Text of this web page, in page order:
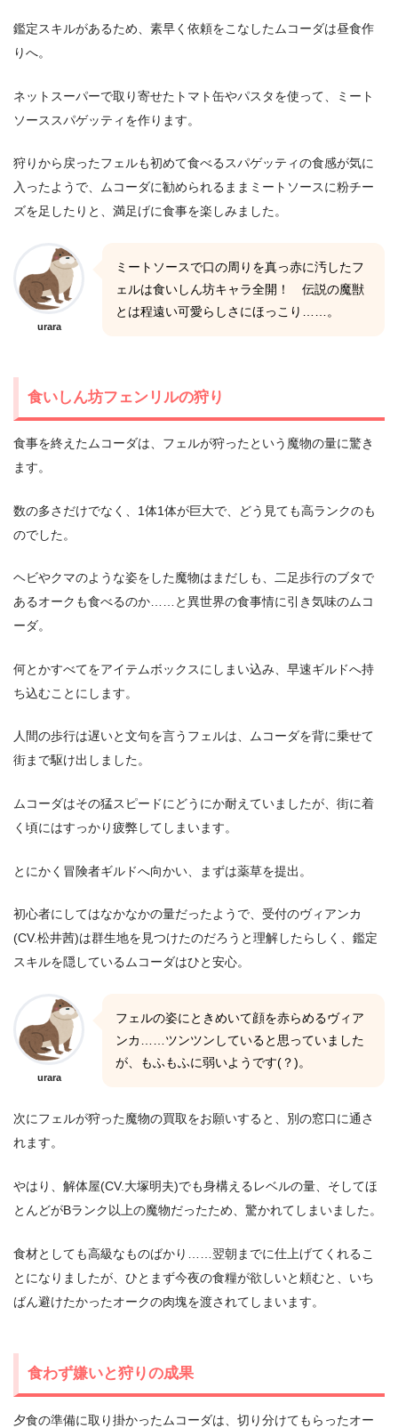
鑑定スキルがあるため、素早く依頼をこなしたムコーダは昼食作
りへ。
ネットスーパーで取り寄せたトマト缶やパスタを使って、ミート
ソーススパゲッティを作ります。
狩りから戻ったフェルも初めて食べるスパゲッティの食感が気に
入ったようで、ムコーダに勧められるままミートソースに粉チー
ズを足したりと、満足げに食事を楽しみました。
urara
ミートソースで口の周りを真っ赤に汚したフ
ェルは食いしん坊キャラ全開！ 伝説の魔獣
とは程遠い可愛らしさにほっこり……。
食いしん坊フェンリルの狩り
食事を終えたムコーダは、フェルが狩ったという魔物の量に驚き
ます。
数の多さだけでなく、1体1体が巨大で、どう見ても高ランクのも
のでした。
ヘビやクマのような姿をした魔物はまだしも、二足歩行のブタで
あるオークも食べるのか……と異世界の食事情に引き気味のムコ
ーダ。
何とかすべてをアイテムボックスにしまい込み、早速ギルドへ持
ち込むことにします。
人間の歩行は遅いと文句を言うフェルは、ムコーダを背に乗せて
街まで駆け出しました。
ムコーダはその猛スピードにどうにか耐えていましたが、街に着
く頃にはすっかり疲弊してしまいます。
とにかく冒険者ギルドへ向かい、まずは薬草を提出。
初心者にしてはなかなかの量だったようで、受付のヴィアンカ
(CV.松井茜)は群生地を見つけたのだろうと理解したらしく、鑑定
スキルを隠しているムコーダはひと安心。
urara
フェルの姿にときめいて顔を赤らめるヴィア
ンカ……ツンツンしていると思っていました
が、もふもふに弱いようです(？)。
次にフェルが狩った魔物の買取をお願いすると、別の窓口に通さ
れます。
やはり、解体屋(CV.大塚明夫)でも身構えるレベルの量、そしてほ
とんどがBランク以上の魔物だったため、驚かれてしまいました。
食材としても高級なものばかり……翌朝までに仕上げてくれるこ
とになりましたが、ひとまず今夜の食糧が欲しいと頼むと、いち
ばん避けたかったオークの肉塊を渡されてしまいます。
食わず嫌いと狩りの成果
夕食の準備に取り掛かったムコーダは、切り分けてもらったオー